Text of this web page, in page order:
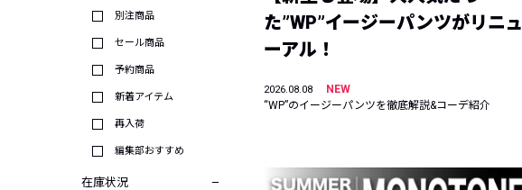
別注商品
セール商品
予約商品
新着アイテム
再入荷
編集部おすすめ
在庫状況
た”WP”イージーパンツがリニュ
ーアル！
2026.08.08
NEW
“WP”のイージーパンツを徹底解説&コーデ紹介